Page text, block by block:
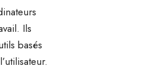
Ils
basés